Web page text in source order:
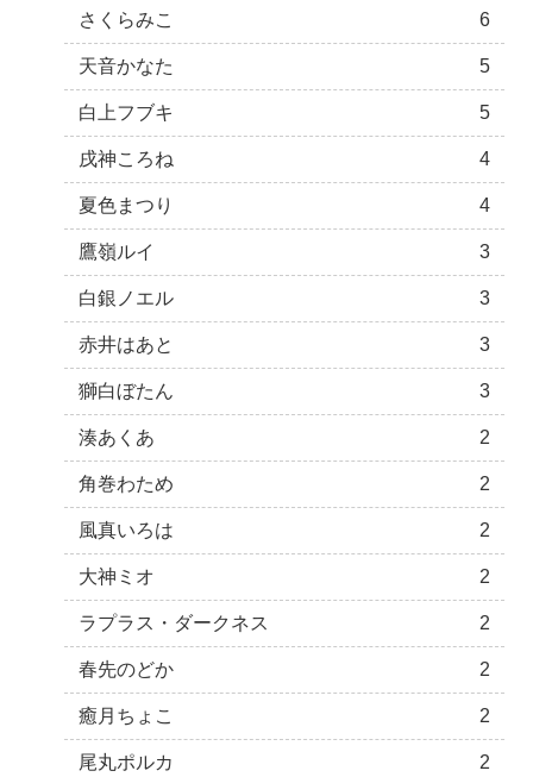
さくらみこ 6
天音かなた 5
白上フブキ 5
戌神ころね 4
夏色まつり 4
鷹嶺ルイ 3
白銀ノエル 3
赤井はあと 3
獅白ぼたん 3
湊あくあ 2
角巻わため 2
風真いろは 2
大神ミオ 2
ラプラス・ダークネス 2
春先のどか 2
癒月ちょこ 2
尾丸ポルカ 2